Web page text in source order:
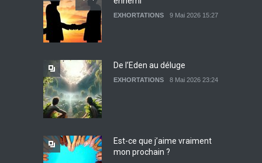
Lettre ouverte aux religieux
EXHORTATIONS 9 Mai 2026 15:27
De l’Eden au déluge
EXHORTATIONS 8 Mai 2026 23:24
Est-ce que j’aime vraiment
mon prochain ?